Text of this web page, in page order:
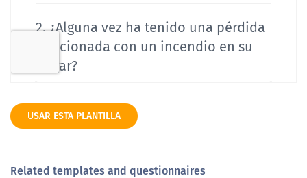
USAR ESTA PLANTILLA
Related templates and questionnaires